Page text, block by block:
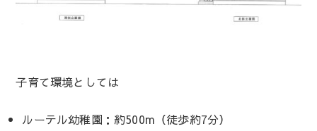
子育て環境としては
ルーテル幼稚園：約500m（徒歩約7分）